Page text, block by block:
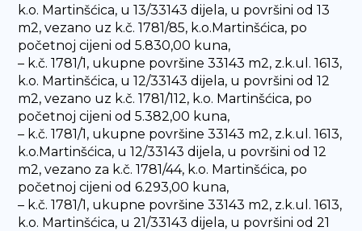
k.o. Martinšćica, u 13/33143 dijela, u površini od 13
m2, vezano uz k.č. 1781/85, k.o.Martinšćica, po
početnoj cijeni od 5.830,00 kuna,
– k.č. 1781/1, ukupne površine 33143 m2, z.k.ul. 1613,
k.o. Martinšćica, u 12/33143 dijela, u površini od 12
m2, vezano uz k.č. 1781/112, k.o. Martinšćica, po
početnoj cijeni od 5.382,00 kuna,
– k.č. 1781/1, ukupne površine 33143 m2, z.k.ul. 1613,
k.o.Martinšćica, u 12/33143 dijela, u površini od 12
m2, vezano za k.č. 1781/44, k.o. Martinšćica, po
početnoj cijeni od 6.293,00 kuna,
– k.č. 1781/1, ukupne površine 33143 m2, z.k.ul. 1613,
k.o. Martinšćica, u 21/33143 dijela, u površini od 21